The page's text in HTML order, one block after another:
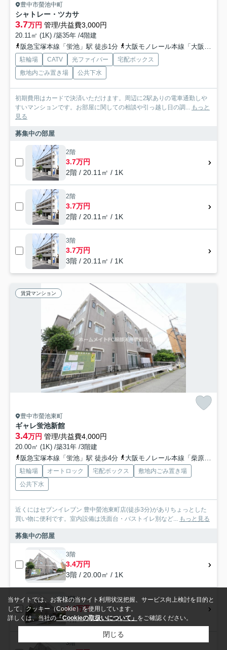
豊中市螢池中町
シャトレー・ツカサ
3.7万円 管理/共益費3,000円
20.11㎡ (1K) /築35年 /4階建
阪急宝塚本線「蛍池」駅 徒歩1分
大阪モノレール本線「大阪空港」駅 徒歩18分
駐輪場 CATV 光ファイバー
宅配ボックス
敷地内ごみ置き場
公共下水
初期費用はカードで決済いただけます。周辺に2駅ありの電車通勤しや
すいマンションです。お部屋に関しての相談や引っ越し日の調...
もっと
見る
募集中の部屋
2階
3.7万円
2階 / 20.11㎡ / 1K
2階
3.7万円
2階 / 20.11㎡ / 1K
3階
3.7万円
3階 / 20.11㎡ / 1K
賃貸マンション
豊中市螢池東町
ギャレ蛍池新館
3.4万円 管理/共益費4,000円
20.00㎡ (1K) /築31年 /3階建
阪急宝塚本線「蛍池」駅 徒歩4分
大阪モノレール本線「柴原阪大前」駅 徒歩16分
駐輪場 オートロック 宅配ボックス
敷地内ごみ置き場
公共下水
近くにはセブンイレブン 豊中螢池東町店(徒歩3分)がありちょっとした
買い物に便利です。室内設備は洗面台・バストイレ別など...
もっと見る
募集中の部屋
3階
3.4万円
3階 / 20.00㎡ / 1K
3階
3.4万円
3階 / 20.00㎡ / 1K
3階
当サイトでは、お客様の当サイト利用状況把握、サービス向上検討を目的と
して、クッキー（Cookie）を使用しています。
詳しくは、当社の「Cookieの取扱いについて」 をご確認ください。
閉じる